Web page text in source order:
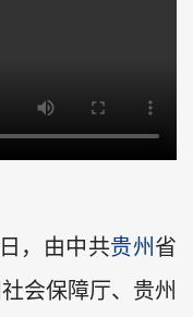
，由中共贵州 省
会保障厅、贵州